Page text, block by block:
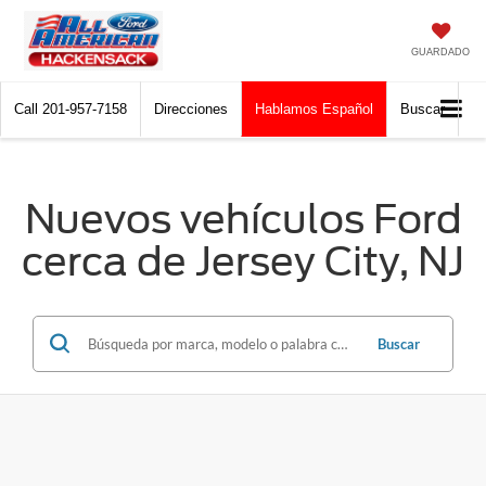
GUARDADO
Call 201-957-7158 Direcciones Hablamos Español Buscar
Nuevos vehículos Ford
cerca de Jersey City, NJ
Buscar